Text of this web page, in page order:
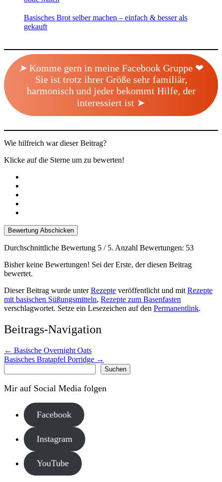
Basisches Brot selber machen – einfach & besser als
gekauft
➤ Komme gern in meine Facebook Gruppe ❤
Sie ist trotz ihrer Größe sehr familiär,
harmonisch und jeder bekommt Hilfe, der
interessiert ist ➤
Wie hilfreich war dieser Beitrag?
Klicke auf die Sterne um zu bewerten!
Bewertung Abschicken
Durchschnittliche Bewertung 5 / 5. Anzahl Bewertungen: 53
Bisher keine Bewertungen! Sei der Erste, der diesen Beitrag
bewertet.
Dieser Beitrag wurde unterRezepte veröffentlicht und mit Rezepte
mit basischen Süßungsmitteln, Rezepte zum Basenfasten
verschlagwortet. Setze ein Lesezeichen auf den Permanentlink.
Beitrags-Navigation
← Basische Overnight Oats
Basisches Bratapfel Porridge →
Suchen
Mir auf Social Media folgen
Facebook
Instagram
YouTube